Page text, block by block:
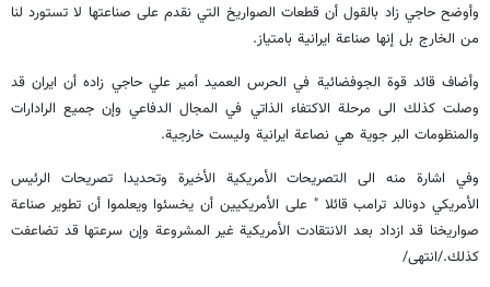
وأوضح حاجي زاد بالقول أن قطعات الصواريخ التي نقدم على صناعتها لا تستورد لنا
من الخارج بل إنها صناعة ايرانية بامتياز.
وأضاف قائد قوة الجوفضائية في الحرس العميد أمير علي حاجي زاده أن ايران قد
وصلت كذلك الى مرحلة الاكتفاء الذاتي في المجال الدفاعي وإن جميع الرادارات
والمنظومات البر جوية هي نصاعة ايرانية وليست خارجية.
وفي اشارة منه الى التصريحات الأمريكية الأخيرة وتحديدا تصريحات الرئيس
الأمريكي دونالد ترامب قائلا " على الأمريكيين أن يخسئوا ويعلموا أن تطوير صناعة
صواريخنا قد ازداد بعد الانتقادت الأمريكية غير المشروعة وإن سرعتها قد تضاعفت
كذلك./انتهى/